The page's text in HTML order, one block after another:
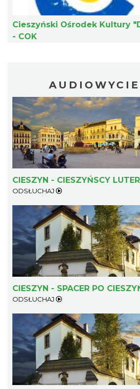
0.21 km
LOVE SONGS-historie
muzyce
Cieszyn
0.21 km
Cieszyn
0.29 km
Patroni cieszyńskich ulic -
Cieszyn
0.29 km
Cieszyński Ośrodek Kultury
- COK
CIESZYN - CIESZYŃSCY
ODSŁUCHAJ
CIESZYN - SPACER PO
ODSŁUCHAJ